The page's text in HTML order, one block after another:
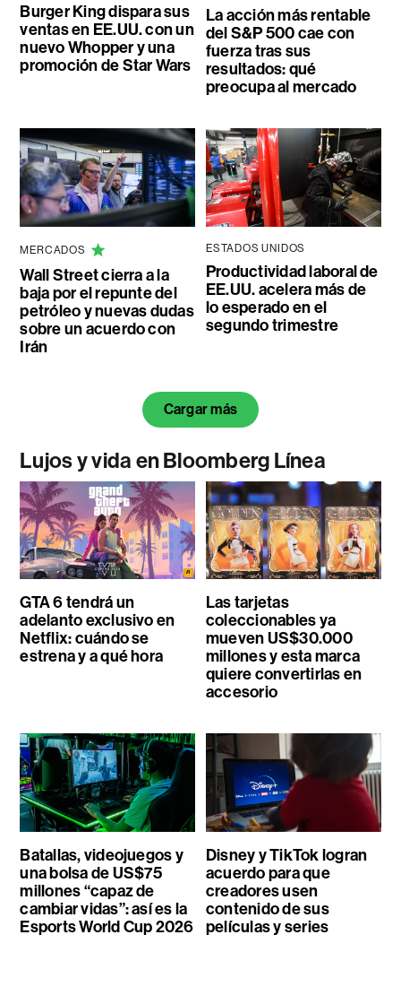
Burger King dispara sus
ventas en EE.UU. con un
nuevo Whopper y una
promoción de Star Wars
La acción más rentable
del S&P 500 cae con
fuerza tras sus
resultados: qué
preocupa al mercado
MERCADOS
Wall Street cierra a la
baja por el repunte del
petróleo y nuevas dudas
sobre un acuerdo con
Irán
ESTADOS UNIDOS
Productividad laboral de
EE.UU. acelera más de
lo esperado en el
segundo trimestre
Cargar más
Lujos y vida en Bloomberg Línea
GTA 6 tendrá un
adelanto exclusivo en
Netflix: cuándo se
estrena y a qué hora
Las tarjetas
coleccionables ya
mueven US$30.000
millones y esta marca
quiere convertirlas en
accesorio
Batallas, videojuegos y
una bolsa de US$75
millones “capaz de
cambiar vidas”: así es la
Esports World Cup 2026
Disney y TikTok logran
acuerdo para que
creadores usen
contenido de sus
películas y series